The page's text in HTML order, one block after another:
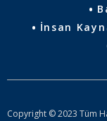
İnsan
Copyright © 2023 Tüm